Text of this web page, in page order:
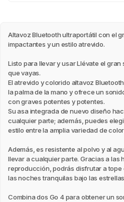
Altavoz Bluetooth ultraportátil con el
impactantes y un estilo atrevido.
Listo para llevar y usar Llévate el gran
que vayas.
El atrevido y colorido altavoz
la palma de la mano y ofrece un
con graves potentes y potentes.
Su asa integrada de nuevo diseño
cualquier parte; además, puedes
estilo entre la amplia variedad de
Además, es resistente al polvo y al
llevar a cualquier parte. Gracias a las
reproducción, podrás disfrutar a tope
las noches tranquilas bajo las
Combina dos Go 4 para obtener un